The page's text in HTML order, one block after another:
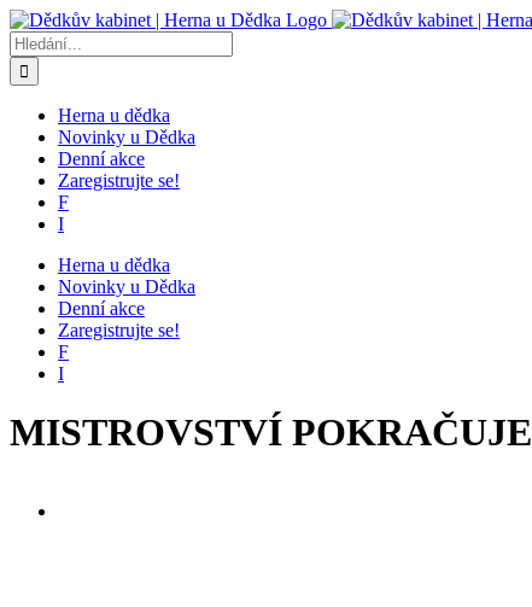
Přeskočit
na
obsah
Hledat:
Herna u dědka
Novinky u Dědka
Denní akce
Zaregistrujte se!
F
I
Herna u dědka
Novinky u Dědka
Denní akce
Zaregistrujte se!
F
I
MISTROVSTVÍ